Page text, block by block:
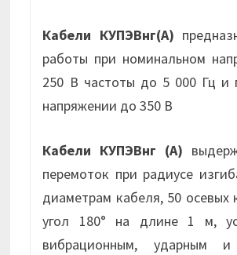
Кабели КУПЭВнг(А)
работы при номинальном
250 В частоты до 5 000 Гц и
напряжении до 350 В
Кабели КУПЭВнг (А)
перемоток при радиусе
диаметрам кабеля, 50 осевых
угол 180° на длине 1 м,
вибрационным, ударным